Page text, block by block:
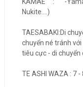
Nukite....)
TAESABAKI:Di
chuyển né tránh
tiêu cực - di chuyển
TE ASHI WAZA : 7 -